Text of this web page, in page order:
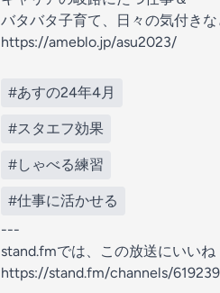
バタバタ子育て、日々の気付き
https://ameblo.jp/asu2023/
#あすの24年4月
#スタエフ効果
#しゃべる練習
#仕事に活かせる
---
stand.fmでは、この放送にいいね
https://stand.fm/channels/